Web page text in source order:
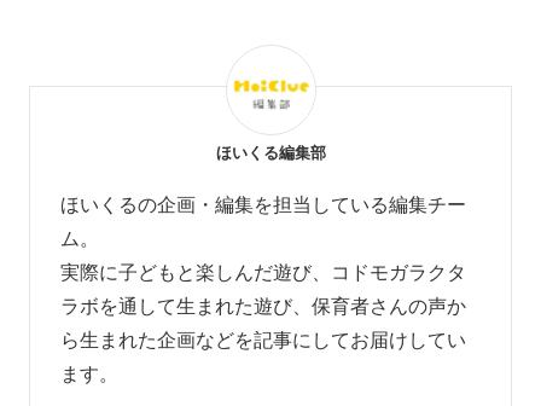
ほいくる編集部
ほいくるの企画・編集を担当している編集チー
ム。
実際に子どもと楽しんだ遊び、コドモガラクタ
ラボを通して生まれた遊び、 保育者さんの声か
ら生まれた企画などを記事にしてお届けしてい
ます。